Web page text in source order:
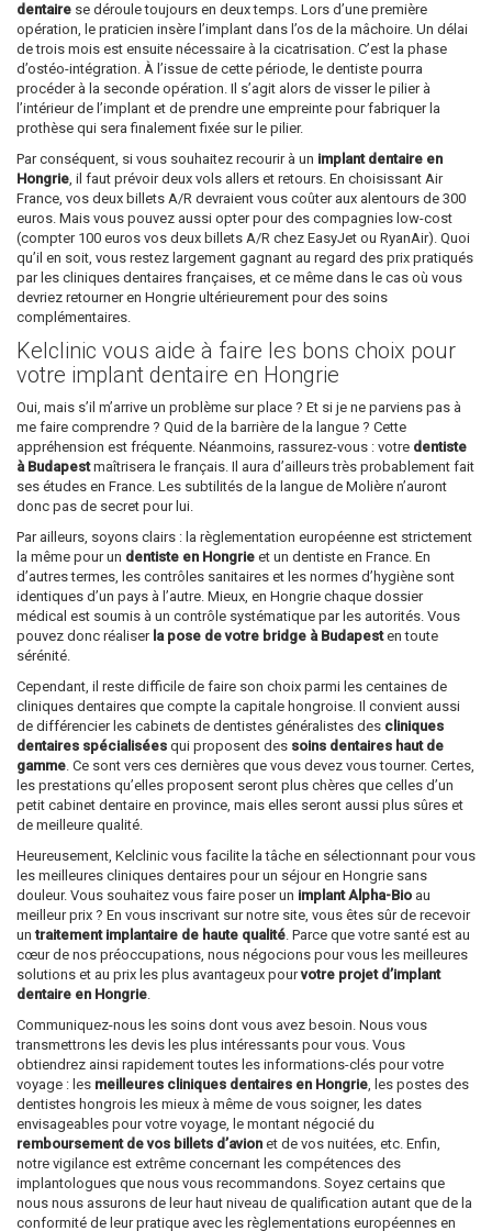
dentaire se déroule toujours en deux temps. Lors d’une première
opération, le praticien insère l’implant dans l’os de la mâchoire. Un délai
de trois mois est ensuite nécessaire à la cicatrisation. C’est la phase
d’ostéo-intégration. À l’issue de cette période, le dentiste pourra
procéder à la seconde opération. Il s’agit alors de visser le pilier à
l’intérieur de l’implant et de prendre une empreinte pour fabriquer la
prothèse qui sera finalement fixée sur le pilier.
Par conséquent, si vous souhaitez recourir à un implant dentaire en
Hongrie, il faut prévoir deux vols allers et retours. En choisissant Air
France, vos deux billets A/R devraient vous coûter aux alentours de 300
euros. Mais vous pouvez aussi opter pour des compagnies low-cost
(compter 100 euros vos deux billets A/R chez EasyJet ou RyanAir). Quoi
qu’il en soit, vous restez largement gagnant au regard des prix pratiqués
par les cliniques dentaires françaises, et ce même dans le cas où vous
devriez retourner en Hongrie ultérieurement pour des soins
complémentaires.
Kelclinic vous aide à faire les bons choix pour
votre implant dentaire en Hongrie
Oui, mais s’il m’arrive un problème sur place ? Et si je ne parviens pas à
me faire comprendre ? Quid de la barrière de la langue ? Cette
appréhension est fréquente. Néanmoins, rassurez-vous : votre dentiste
à Budapestmaîtrisera le français. Il aura d’ailleurs très probablement fait
ses études en France. Les subtilités de la langue de Molière n’auront
donc pas de secret pour lui.
Par ailleurs, soyons clairs : la règlementation européenne est strictement
la même pour un dentiste en Hongrie et un dentiste en France. En
d’autres termes, les contrôles sanitaires et les normes d’hygiène sont
identiques d’un pays à l’autre. Mieux, en Hongrie chaque dossier
médical est soumis à un contrôle systématique par les autorités. Vous
pouvez donc réaliser la pose de votre bridge à Budapesten toute
sérénité.
Cependant, il reste difficile de faire son choix parmi les centaines de
cliniques dentaires que compte la capitale hongroise. Il convient aussi
de différencier les cabinets de dentistes généralistes des cliniques
dentaires spécialisées qui proposent des soins dentaires haut de
gamme. Ce sont vers ces dernières que vous devez vous tourner. Certes,
les prestations qu’elles proposent seront plus chères que celles d’un
petit cabinet dentaire en province, mais elles seront aussi plus sûres et
de meilleure qualité.
Heureusement, Kelclinic vous facilite la tâche en sélectionnant pour vous
les meilleures cliniques dentaires pour un séjour en Hongrie sans
douleur. Vous souhaitez vous faire poser un implant Alpha-Bio au
meilleur prix ? En vous inscrivant sur notre site, vous êtes sûr de recevoir
untraitement implantaire de haute qualité. Parce que votre santé est au
cœur de nos préoccupations, nous négocions pour vous les meilleures
solutions et au prix les plus avantageux pourvotre projet d’implant
dentaire en Hongrie.
Communiquez-nous les soins dont vous avez besoin. Nous vous
transmettrons les devis les plus intéressants pour vous. Vous
obtiendrez ainsi rapidement toutes les informations-clés pour votre
voyage : les meilleures cliniques dentaires en Hongrie, les postes des
dentistes hongrois les mieux à même de vous soigner, les dates
envisageables pour votre voyage, le montant négocié du
remboursement de vos billets d’avion et de vos nuitées, etc. Enfin,
notre vigilance est extrême concernant les compétences des
implantologues que nous vous recommandons. Soyez certains que
nous nous assurons de leur haut niveau de qualification autant que de la
conformité de leur pratique avec les règlementations européennes en